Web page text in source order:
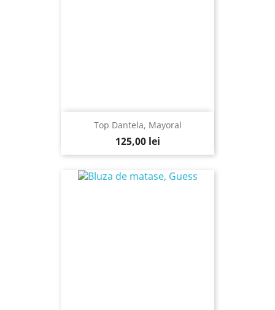
Top Dantela, Mayoral
125,00 lei